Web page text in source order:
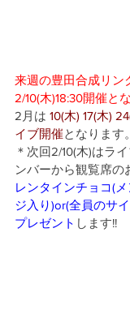
来週の豊田合成リン
2/10(木)18:30開催と
2月は 10(木) 17(木)
イブ開催となります。
＊次回2/10(木)はラ
ンバーから観覧席の
レンタインチョコ(
ジ入り)or(全員のサ
プレゼント します!!